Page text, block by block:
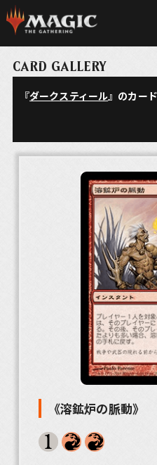
CARD GALLERY
『ダークスティール』のカード
《溶鉱炉の脈動》